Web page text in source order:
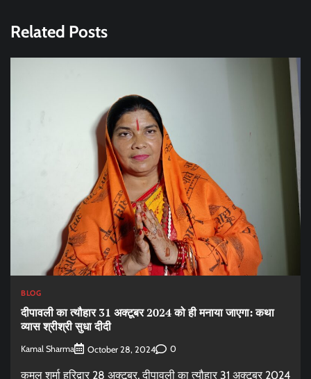
Related Posts
BLOG
दीपावली का त्यौहार 31 अक्टूबर 2024 को ही मनाया जाएगा: कथा
व्यास श्रीश्री सुधा दीदी
Kamal Sharma October 28, 2024 0
कमल शर्मा हरिद्वार 28 अक्टूबर, दीपावली का त्यौहार 31 अक्टूबर 2024